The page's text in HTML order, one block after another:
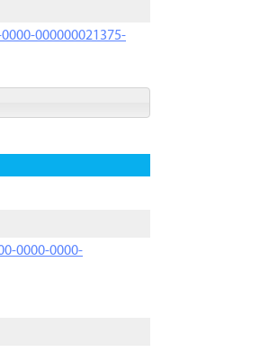
000000021375-
0000-0000-